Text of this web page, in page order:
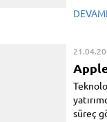
süreç